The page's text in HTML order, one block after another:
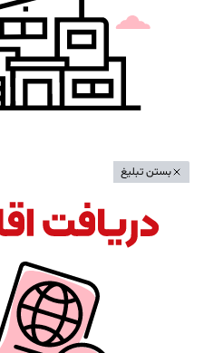
بستن تبلیغ